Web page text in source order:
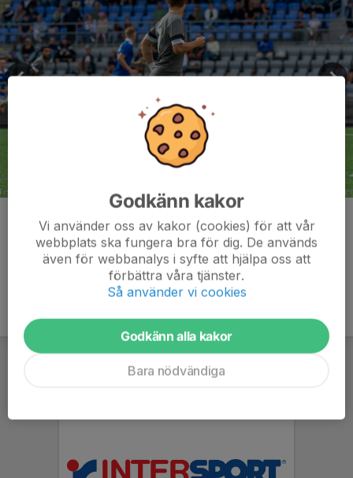
Kommentarer
Godkänn kakor
Vi använder oss av kakor (cookies) för att vår
webbplats ska fungera bra för dig. De används
även för webbanalys i syfte att hjälpa oss att
förbättra våra tjänster.
Så använder vi cookies
Godkänn alla kakor
Bara nödvändiga